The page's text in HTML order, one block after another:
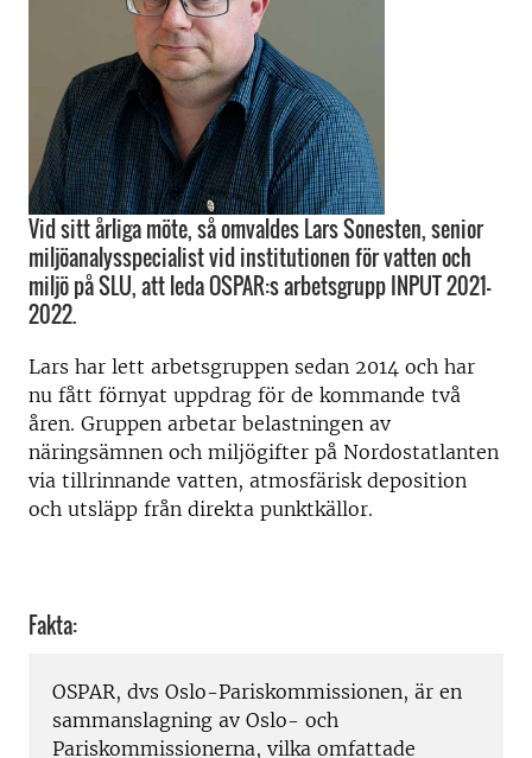
Vid sitt årliga möte, så omvaldes Lars Sonesten, senior
miljöanalysspecialist vid institutionen för vatten och
miljö på SLU, att leda OSPAR:s arbetsgrupp INPUT 2021-
2022.
Lars har lett arbetsgruppen sedan 2014 och har
nu fått förnyat uppdrag för de kommande två
åren. Gruppen arbetar belastningen av
näringsämnen och miljögifter på Nordostatlanten
via tillrinnande vatten, atmosfärisk deposition
och utsläpp från direkta punktkällor.
Fakta:
OSPAR, dvs Oslo-Pariskommissionen, är en
sammanslagning av Oslo- och
Pariskommissionerna, vilka omfattade